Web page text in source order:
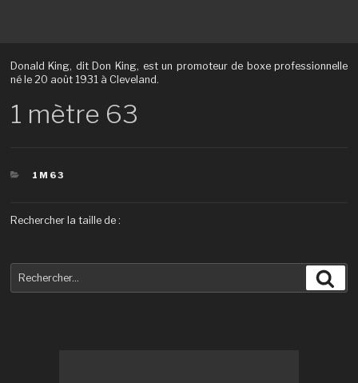
Donald King, dit Don King, est un promoteur de boxe professionnelle
né le 20 août 1931 à Cleveland.
1 mètre 63
CATÉGORIES
1M63
Rechercher la taille de :
pour